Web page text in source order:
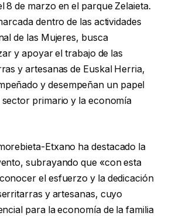
8 de marzo en el parque Zelaieta.
dentro de las actividades
de las Mujeres, busca
y apoyar el trabajo de las
y artesanas de Euskal Herria,
y desempeñan un papel
primario y la economía
Etxano ha destacado la
subrayando que «con esta
el esfuerzo y la dedicación
y artesanas, cuyo
para la economía de la familia